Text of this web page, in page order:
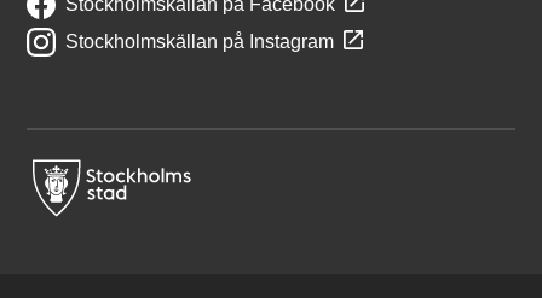
Stockholmskällan på Facebook
Stockholmskällan på Instagram